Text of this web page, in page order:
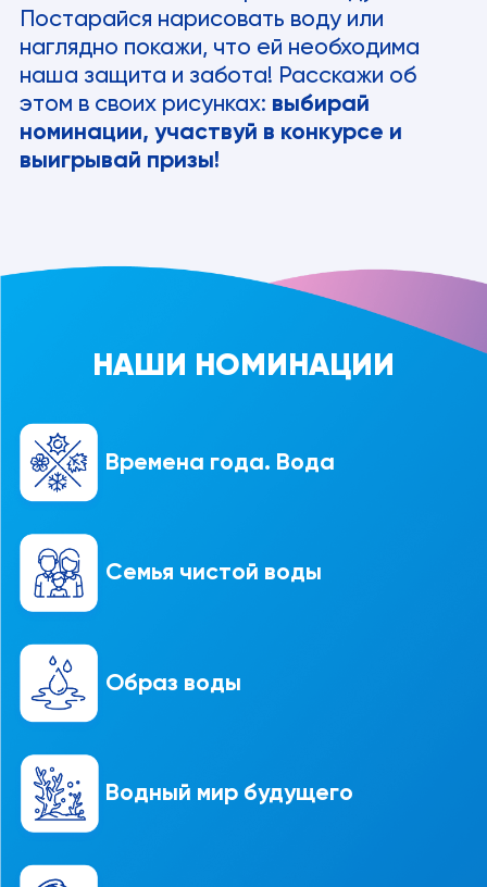
Постарайся нарисовать воду или
наглядно покажи, что ей необходима
наша защита и забота! Расскажи об
этом в своих рисунках: выбирай
номинации, участвуй в конкурсе и
выигрывай призы!
НАШИ НОМИНАЦИИ
Времена года. Вода
Водный мир будущего
Семья чистой воды
Образ воды